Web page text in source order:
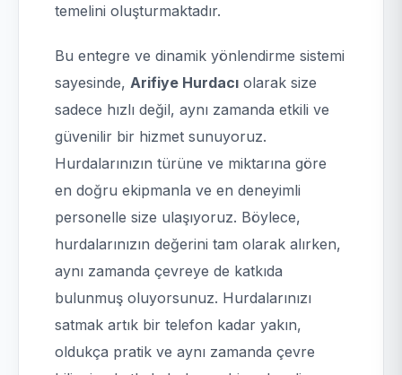
temelini oluşturmaktadır.
Bu entegre ve dinamik yönlendirme sistemi
sayesinde, Arifiye Hurdacı olarak size
sadece hızlı değil, aynı zamanda etkili ve
güvenilir bir hizmet sunuyoruz.
Hurdalarınızın türüne ve miktarına göre
en doğru ekipmanla ve en deneyimli
personelle size ulaşıyoruz. Böylece,
hurdalarınızın değerini tam olarak alırken,
aynı zamanda çevreye de katkıda
bulunmuş oluyorsunuz. Hurdalarınızı
satmak artık bir telefon kadar yakın,
oldukça pratik ve aynı zamanda çevre